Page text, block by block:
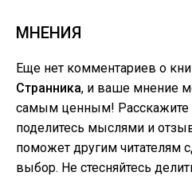
МНЕНИЯ
Еще нет комментариев о
Странника, и ваше мнение
самым ценным! Расскажите
поделитесь мыслями и
поможет другим читателям
выбор. Не стесняйтесь